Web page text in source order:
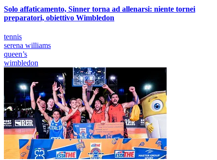
Solo affaticamento, Sinner torna ad allenarsi: niente tornei
preparatori, obiettivo Wimbledon
tennis
serena williams
queen’s
wimbledon